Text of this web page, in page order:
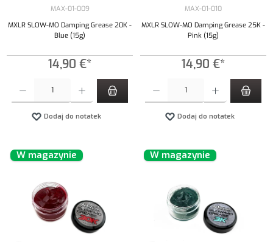
MAX-01-009
MXLR SLOW-MO Damping Grease 20K -
Blue (15g)
14,90 €*
Dodaj do notatek
MAX-01-010
MXLR SLOW-MO Damping Grease 25K -
Pink (15g)
14,90 €*
Dodaj do notatek
W magazynie W magazynie